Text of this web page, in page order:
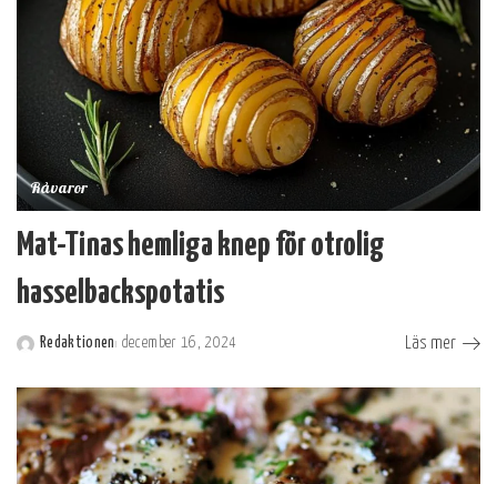
Råvaror
Mat-Tinas hemliga knep för otrolig
hasselbackspotatis
Postat
Redaktionen december 16, 2024 Läs mer